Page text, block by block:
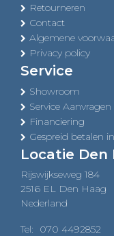
Retourneren
Contact
Algemene
Privacy policy
Service
Showroom
Service Aanvragen
Financiering
Gespreid betalen
Locatie Den
Rijswijkseweg 184
2516 EL Den Haag
Nederland
Tel: 070 4492852